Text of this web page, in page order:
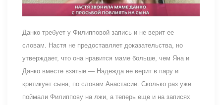
Данко требует у Филипповой запись и не верит ее
словам. Настя не предоставляет доказательства, но
утверждает, что она нравится маме больше, чем Яна и
Данко вместе взятые — Надежда не верит в пару и
критикует сына, по словам Анастасии. Сколько раз уже
поймали Филиппову на лжи, а теперь еще и на записях